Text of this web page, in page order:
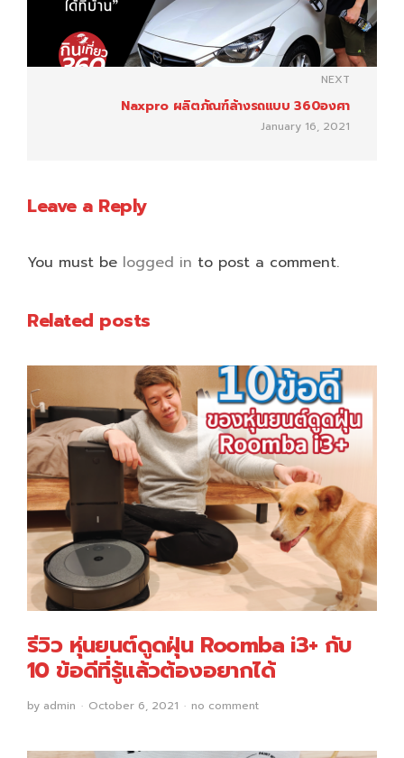
NEXT
Naxpro ผลิตภัณฑ์ล้างรถแบบ 360องศา
January 16, 2021
Leave a Reply
You must be logged in to post a comment.
Related posts
รีวิว หุ่นยนต์ดูดฝุ่น Roomba i3+ กับ
10 ข้อดีที่รู้แล้วต้องอยากได้
by admin October 6, 2021 no comment